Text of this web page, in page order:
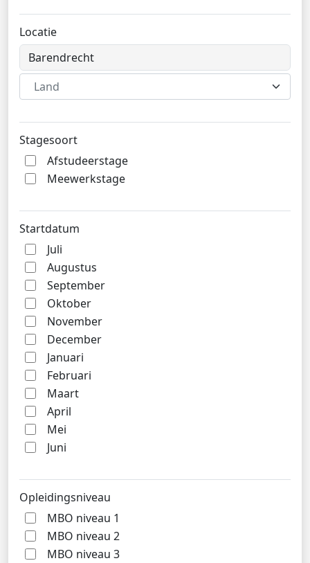
Locatie
Land
Stagesoort
Afstudeerstage
Meewerkstage
Startdatum
Juli
Augustus
September
Oktober
November
December
Januari
Februari
Maart
April
Mei
Juni
Opleidingsniveau
MBO niveau 1
MBO niveau 2
MBO niveau 3